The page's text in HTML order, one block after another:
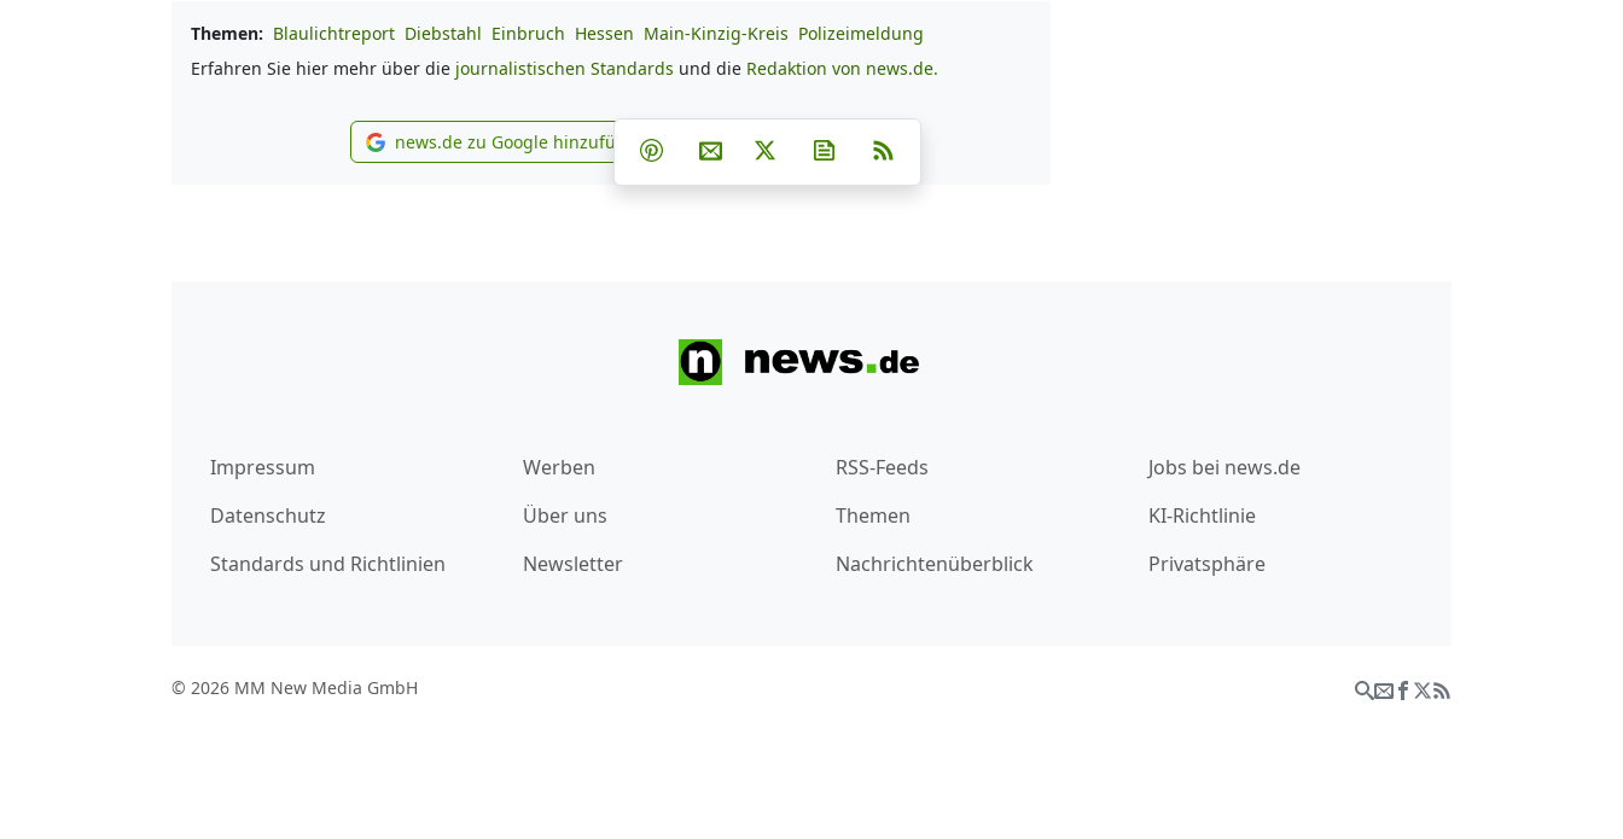
Themen: Blaulichtreport Diebstahl Einbruch Hessen Main-Kinzig-Kreis Polizeimeldung
Erfahren Sie hier mehr über die journalistischen Standards und die Redaktion von news.de.
news.de zu Google hinzufügen
news.de zu Google hinzufügen Teilen auf Facebook
Teilen auf Whatsapp
Teilen auf Telegram
Teilen auf Pinterest
Per E-Mail teilen
Post auf XNewsletter abonnieren
Impressum
Datenschutz
Standards und Richtlinien
Werben
Über uns
Newsletter
RSS-Feeds
Themen
Nachrichtenüberblick
Jobs bei news.de
KI-Richtlinie
Privatsphäre
© 2026 MM New Media GmbH